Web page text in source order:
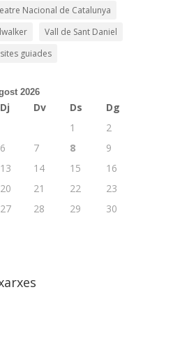
Nacional de Catalunya
Vall de Sant Daniel
guiades
2026
Dj Dv Ds
Dg
1
2
6 7 8
9
13 14 15
16
20 21 22
23
27 28 29
30